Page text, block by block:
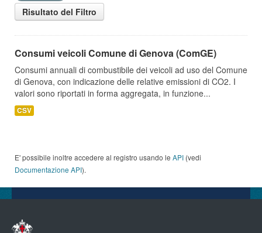
Risultato del Filtro
Consumi veicoli Comune di Genova (ComGE)
Consumi annuali di combustibile dei veicoli ad uso del Comune
di Genova, con indicazione delle relative emissioni di CO2. I
valori sono riportati in forma aggregata, in funzione...
CSV
E' possibile inoltre accedere al registro usando le API (vedi
Documentazione API).